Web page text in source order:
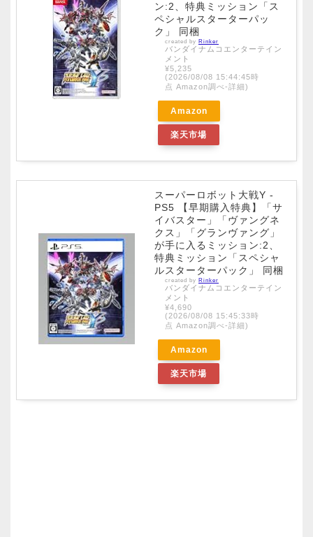
ン:2、特典ミッション「ス
ペシャルスターターパッ
ク」 同梱
created by Rinker
バンダイナムコエンターテイン
メント
¥5,235
(2026/08/08 15:44:45時
点 Amazon調べ-詳細)
Amazon
楽天市場
スーパーロボット大戦Y -
PS5 【早期購入特典】「サ
イバスター」「ヴァングネ
クス」「グランヴァング」
が手に入るミッション:2、
特典ミッション「スペシャ
ルスターターパック」 同梱
created by Rinker
バンダイナムコエンターテイン
メント
¥4,690
(2026/08/08 15:45:33時
点 Amazon調べ-詳細)
Amazon
楽天市場